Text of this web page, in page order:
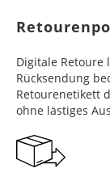
Digitale Retoure
Rücksendung
Retourenetikett
ohne lästiges